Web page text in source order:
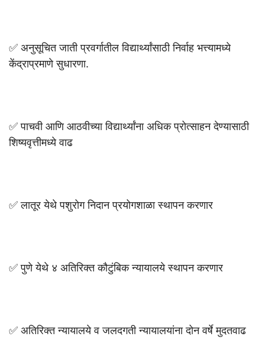
✅ अनुसूचित जाती प्रवर्गातील विद्यार्थ्यांसाठी निर्वाह भत्त्यामध्ये
केंद्राप्रमाणे सुधारणा.
✅ पाचवी आणि आठवीच्या विद्यार्थ्यांना अधिक प्रोत्साहन देण्यासाठी
शिष्यवृत्तीमध्ये वाढ
✅ लातूर येथे पशुरोग निदान प्रयोगशाळा स्थापन करणार
✅ पुणे येथे ४ अतिरिक्त कौटुंबिक न्यायालये स्थापन करणार
✅ अतिरिक्त न्यायालये व जलदगती न्यायालयांना दोन वर्षे मुदतवाढ